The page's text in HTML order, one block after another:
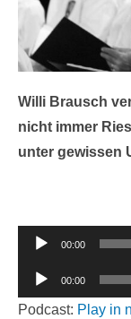
Willi Brausch
nicht immer
unter gewissen
Audio-
00:00
Audio-
Player
00:00
Podcast: Play in